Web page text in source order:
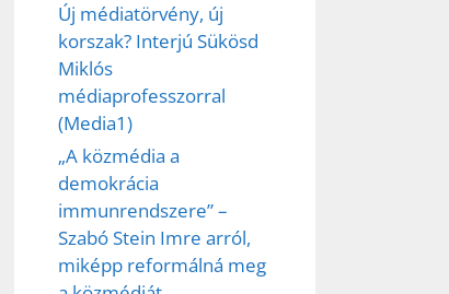
Új médiatörvény, új
korszak? Interjú Sükösd
Miklós
médiaprofesszorral
(Media1)
„A közmédia a
demokrácia
immunrendszere” –
Szabó Stein Imre arról,
miképp reformálná meg